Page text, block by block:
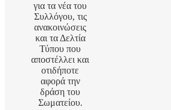
για τα νέα του
Συλλόγου, τις
ανακοινώσεις
και τα Δελτία
Τύπου που
αποστέλλει και
οτιδήποτε
αφορά την
δράση του
Σωματείου.